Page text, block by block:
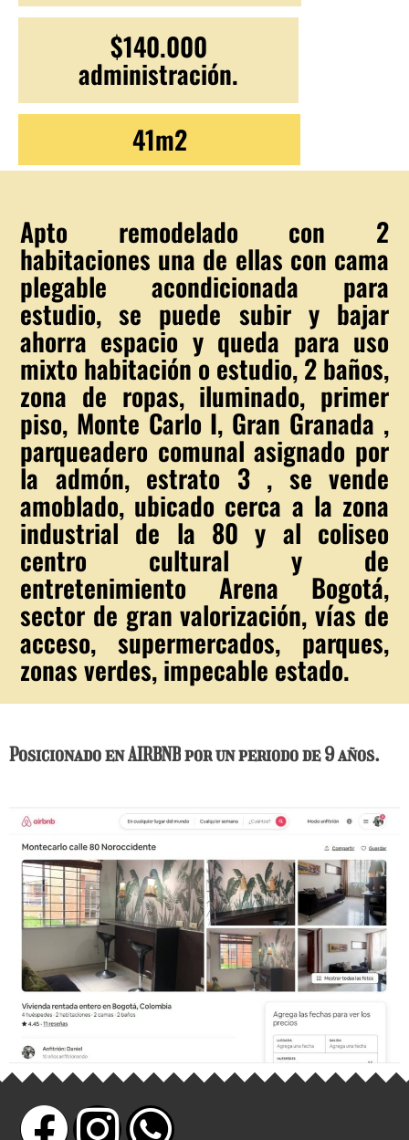
Apto remodelado con 2
habitaciones una de ellas con cama
plegable acondicionada para
estudio, se puede subir y bajar
ahorra espacio y queda para uso
mixto habitación o estudio, 2 baños,
zona de ropas, iluminado, primer
piso, Monte Carlo I, Gran Granada ,
parqueadero comunal asignado por
la admón, estrato 3 , se vende
amoblado, ubicado cerca a la zona
industrial de la 80 y al coliseo
centro cultural y de
entretenimiento Arena Bogotá,
sector de gran valorización, vías de
acceso, supermercados, parques,
zonas verdes, impecable estado.
$140.000
administración.
41m2
Posicionado en AIRBNBpor un periodo de 9 años.